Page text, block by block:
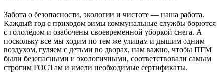
Забота о безопасности, экологии и чистоте — наша работа.
Каждый год с приходом зимы коммунальные службы борются
с гололёдом и озабочены своевременной уборкой снега. А
поскольку все мы ходим по тем же улицам и дышим одним
воздухом, гуляем с детьми во дворах, нам важно, чтобы ПГМ
были безопасными и экологичными, соответствовали самым
строгим ГОСТам и имели необходимые сертификаты.